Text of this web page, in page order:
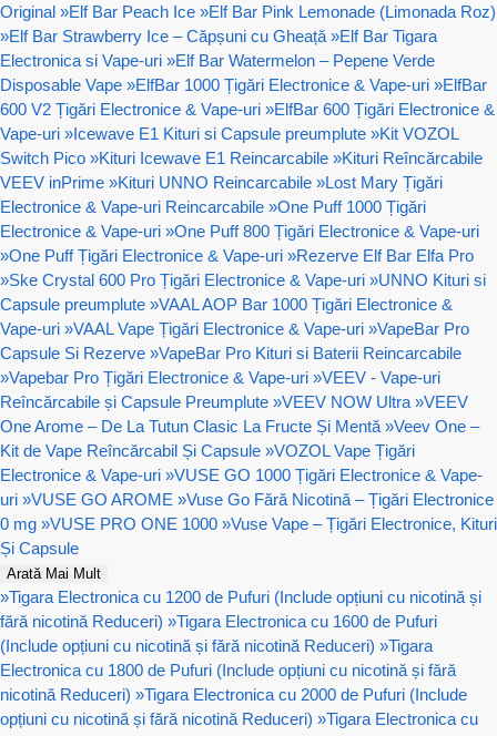
Original »Elf Bar Peach Ice »Elf Bar Pink Lemonade (Limonada Roz)
»Elf Bar Strawberry Ice – Căpșuni cu Gheață »Elf Bar Tigara
Electronica si Vape-uri »Elf Bar Watermelon – Pepene Verde
Disposable Vape »ElfBar 1000 Țigări Electronice & Vape-uri »ElfBar
600 V2 Țigări Electronice & Vape-uri »ElfBar 600 Țigări Electronice &
Vape-uri »Icewave E1 Kituri si Capsule preumplute »Kit VOZOL
Switch Pico »Kituri Icewave E1 Reincarcabile »Kituri Reîncărcabile
VEEV inPrime »Kituri UNNO Reincarcabile »Lost Mary Țigări
Electronice & Vape-uri Reincarcabile »One Puff 1000 Țigări
Electronice & Vape-uri »One Puff 800 Țigări Electronice & Vape-uri
»One Puff Țigări Electronice & Vape-uri »Rezerve Elf Bar Elfa Pro
»Ske Crystal 600 Pro Țigări Electronice & Vape-uri »UNNO Kituri si
Capsule preumplute »VAAL AOP Bar 1000 Țigări Electronice &
Vape-uri »VAAL Vape Țigări Electronice & Vape-uri »VapeBar Pro
Capsule Si Rezerve »VapeBar Pro Kituri si Baterii Reincarcabile
»Vapebar Pro Țigări Electronice & Vape-uri »VEEV - Vape-uri
Reîncărcabile și Capsule Preumplute »VEEV NOW Ultra »VEEV
One Arome – De La Tutun Clasic La Fructe Și Mentă »Veev One –
Kit de Vape Reîncărcabil Și Capsule »VOZOL Vape Țigări
Electronice & Vape-uri »VUSE GO 1000 Țigări Electronice & Vape-
uri »VUSE GO AROME »Vuse Go Fără Nicotină – Țigări Electronice
0 mg »VUSE PRO ONE 1000 »Vuse Vape – Țigări Electronice, Kituri
Și Capsule
Arată Mai Mult
»Tigara Electronica cu 1200 de Pufuri (Include opțiuni cu nicotină și
fără nicotină Reduceri) »Tigara Electronica cu 1600 de Pufuri
(Include opțiuni cu nicotină și fără nicotină Reduceri) »Tigara
Electronica cu 1800 de Pufuri (Include opțiuni cu nicotină și fără
nicotină Reduceri) »Tigara Electronica cu 2000 de Pufuri (Include
opțiuni cu nicotină și fără nicotină Reduceri) »Tigara Electronica cu